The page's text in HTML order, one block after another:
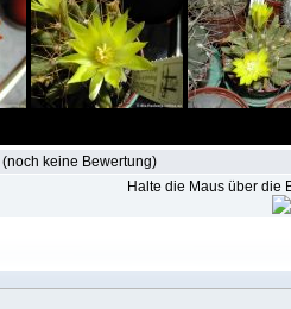
(noch keine Bewertung)
Halte die Maus über die